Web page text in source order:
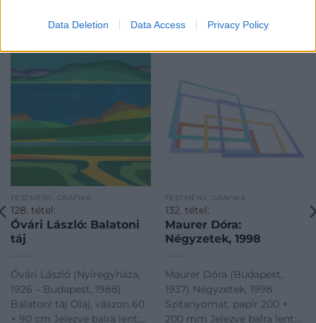
Data Deletion Data Access Privacy Policy
KAPCSOLÓDÓ MŰTÁRGYAK
FESTMÉNY, GRAFIKA
128. tétel:
Óvári László: Balatoni
táj
Óvári László (Nyíregyháza,
1926 – Budapest, 1988)
Balatoni táj Olaj, vászon 60
× 90 cm Jelezve balra lent:
FESTMÉNY, GRAFIKA
132. tétel:
Maurer Dóra:
Négyzetek, 1998
Maurer Dóra (Budapest,
1937) Négyzetek, 1998
Szitanyomat, papír 200 ×
200 mm Jelezve balra lent: